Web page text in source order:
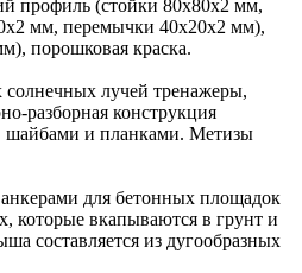
профиль (стойки 80х80х2 мм,
мм, перемычки 40х20х2 мм),
порошковая краска.
лучей тренажеры,
разборная конструкция
шайбами и планками. Метизы
для бетонных площадок
которые вкапываются в грунт и
составляется из дугообразных